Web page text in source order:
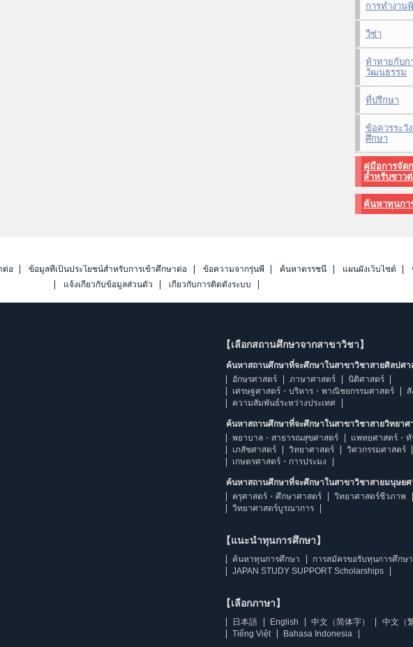
การทำงาน
วีซ่า
ท้าทายกับก
วัฒนธรรม
ที่ปรึกษา
ข้อควรระวั
ศึกษา
คู่มือการจัด
สำหรับชาว
ค้นหาทุนกา
ต่อ ข้อมูลที่เป็นประโยชน์สำหรับการเข้าศึกษาต่อ ข้อความจากรุ่นพี่ ค้นหาดรรชนี แผนผังเว็บไซต์
แจ้งเกี่ยวกับข้อมูลส่วนตัว
เกี่ยวกับการติดตั้งระบบ
【เลือกสถานศึกษาจากสาขาวิชา】
ค้นหาสถานศึกษาที่จะศึกษาในสาขาวิชาสายศิลปศา
อักษรศาสตร์
ภาษาศาสตร์
นิติศาสตร์
เศรษฐศาสตร์・บริหาร・พาณิชยกรรมศาสตร์
ความสัมพันธ์ระหว่างประเทศ
ค้นหาสถานศึกษาที่จะศึกษาในสาขาวิชาสายวิทยาศ
พยาบาล・สาธารณสุขศาสตร์
แพทยศาสตร์・
เภสัชศาสตร์
วิทยาศาสตร์
วิศวกรรมศาสตร์
เกษตรศาสตร์・การประมง
ค้นหาสถานศึกษาที่จะศึกษาในสาขาวิชาสายมนุษย
ครุศาสตร์・ศึกษาศาสตร์
วิทยาศาสตร์ชีวภาพ
วิทยาศาสตร์บูรณาการ
【แนะนำทุนการศึกษา】
ค้นหาทุนการศึกษา
การสมัครขอรับทุนการศึกษา
JAPAN STUDY SUPPORT Scholarships
【เลือกภาษา】
日本語 English 中文（简体字） 中文（
Tiếng Việt
Bahasa Indonesia